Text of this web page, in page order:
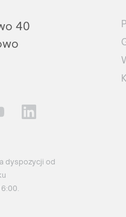
40
dyspozycji od